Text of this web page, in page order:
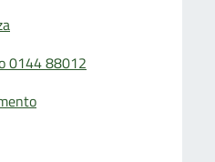
0144 88012